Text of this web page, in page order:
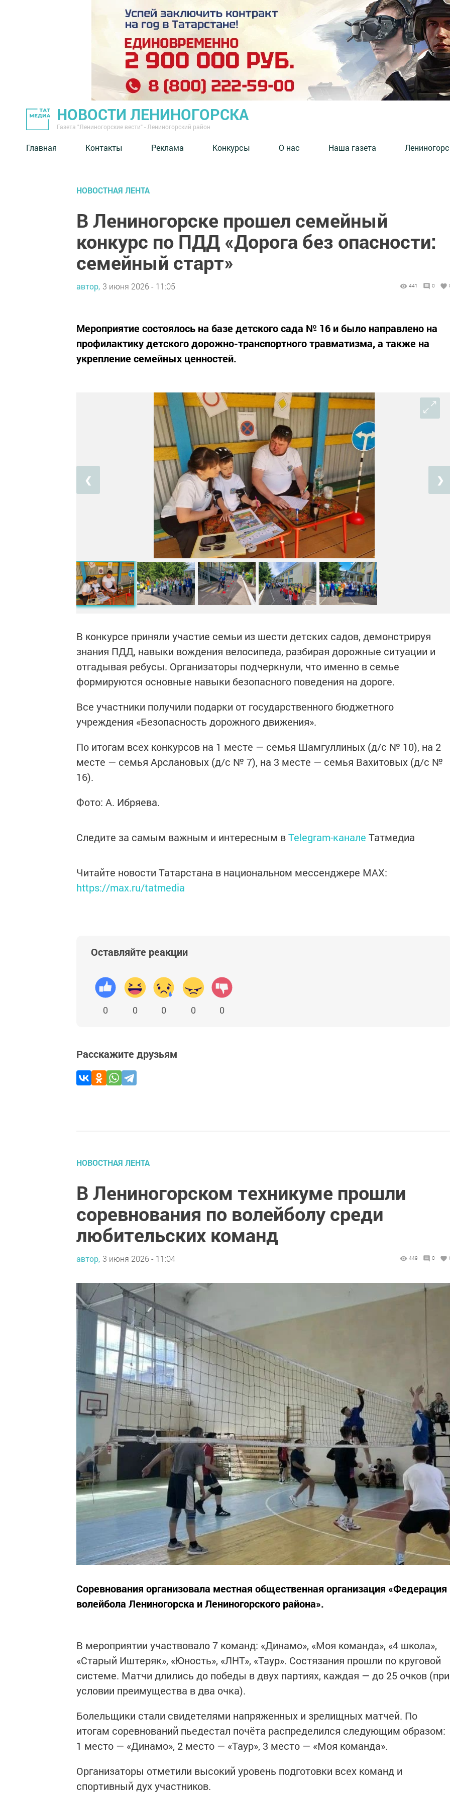
НОВОСТИ ЛЕНИНОГОРСКА
Газета "Лениногорские вести" - Лениногорский район
Главная Контакты Реклама Конкурсы О нас Наша газета
НОВОСТНАЯ ЛЕНТА
В Лениногорске прошел семейный
конкурс по ПДД «Дорога без опасности:
семейный старт»
автор, 3 июня 2026 - 11:05 441 0
Мероприятие состоялось на базе детского сада № 16 и было направлено на
профилактику детского дорожно-транспортного травматизма, а также на
укрепление семейных ценностей.
❮ ❯
В конкурсе приняли участие семьи из шести детских садов, демонстрируя
знания ПДД, навыки вождения велосипеда, разбирая дорожные ситуации и
отгадывая ребусы. Организаторы подчеркнули, что именно в семье
формируются основные навыки безопасного поведения на дороге.
Все участники получили подарки от государственного бюджетного
учреждения «Безопасность дорожного движения».
По итогам всех конкурсов на 1 месте — семья Шамгуллиных (д/с № 10), на 2
месте — семья Арслановых (д/с № 7), на 3 месте — семья Вахитовых (д/с №
16).
Фото: А. Ибряева.
Следите за самым важным и интересным вTelegram-канале Татмедиа
Читайте новости Татарстана в национальном мессенджере MАХ:
https://max.ru/tatmedia
Оставляйте реакции
0 0 0 0 0
Расскажите друзьям
НОВОСТНАЯ ЛЕНТА
В Лениногорском техникуме прошли
соревнования по волейболу среди
любительских команд
автор, 3 июня 2026 - 11:04 449 0
Соревнования организовала местная общественная организация «Федерация
волейбола Лениногорска и Лениногорского района».
В мероприятии участвовало 7 команд: «Динамо», «Моя команда», «4 школа»,
«Старый Иштеряк», «Юность», «ЛНТ», «Таур». Состязания прошли по круговой
системе. Матчи длились до победы в двух партиях, каждая — до 25 очков (при
условии преимущества в два очка).
Болельщики стали свидетелями напряженных и зрелищных матчей. По
итогам соревнований пьедестал почёта распределился следующим образом:
1 место — «Динамо», 2 место — «Таур», 3 место — «Моя команда».
Организаторы отметили высокий уровень подготовки всех команд и
спортивный дух участников.